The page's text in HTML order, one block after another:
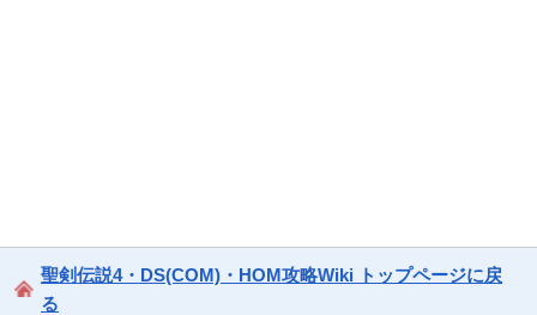
聖剣伝説4・DS(COM)・HOM攻略Wiki トップページに戻
る